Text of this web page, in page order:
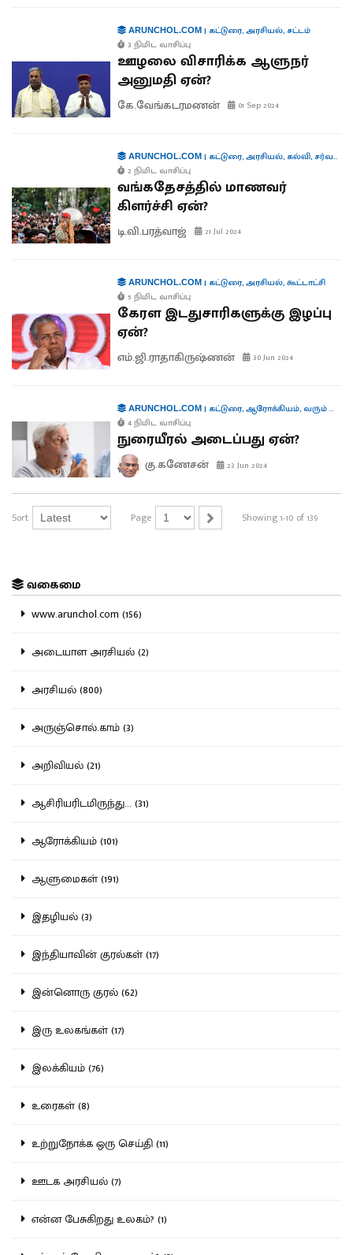
ARUNCHOL.COM| கட்டுரை,அரசியல், சட்டம்
3 நிமிட வாசிப்பு
ஊழலை விசாரிக்க ஆளுநர்
அனுமதி ஏன்?
கே.வேங்கடரமணன் 01 Sep 2024
ARUNCHOL.COM| கட்டுரை,அரசியல், கல்வி, சர்வதேசம்
2 நிமிட வாசிப்பு
வங்கதேசத்தில் மாணவர்
கிளர்ச்சி ஏன்?
டி.வி.பரத்வாஜ் 21 Jul 2024
ARUNCHOL.COM| கட்டுரை,அரசியல்,கூட்டாட்சி
5 நிமிட வாசிப்பு
கேரள இடதுசாரிகளுக்கு இழப்பு
ஏன்?
எம்.ஜி.ராதாகிருஷ்ணன் 30 Jun 2024
ARUNCHOL.COM| கட்டுரை,ஆரோக்கியம், வரும் முன் காக்க
4 நிமிட வாசிப்பு
நுரையீரல் அடைப்பது ஏன்?
கு.கணேசன் 23 Jun 2024
Sort Page Showing 1-10 of 139
வகைமை
www.arunchol.com (156)
அடையாள அரசியல் (2)
அரசியல் (800)
அருஞ்சொல்.காம் (3)
அறிவியல் (21)
ஆசிரியரிடமிருந்து... (31)
ஆரோக்கியம் (101)
ஆளுமைகள் (191)
இதழியல் (3)
இந்தியாவின் குரல்கள் (17)
இன்னொரு குரல் (62)
இரு உலகங்கள் (17)
இலக்கியம் (76)
உரைகள் (8)
உற்றுநோக்க ஒரு செய்தி (11)
ஊடக அரசியல் (7)
என்ன பேசுகிறது உலகம்? (1)